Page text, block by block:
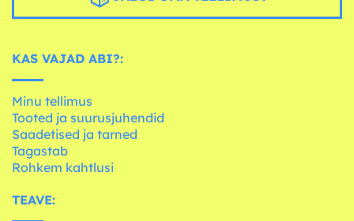
KAS VAJAD ABI?:
Minu tellimus
Tooted ja suurusjuhendid
Saadetised ja tarned
Tagastab
Rohkem kahtlusi
TEAVE: